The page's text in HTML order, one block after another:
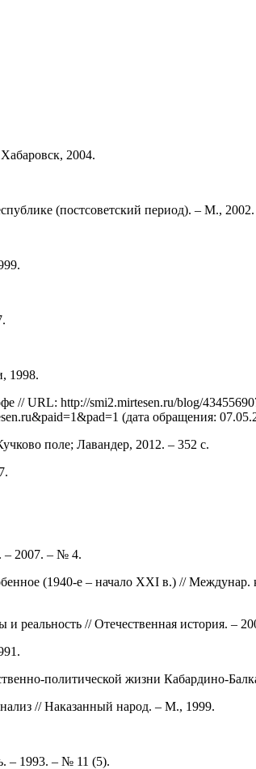
2004.
(постсоветский период). – М., 2002.
1998.
// URL: http://smi2.mirtesen.ru/blog/
(дата обращения:
поле; Лавандер, 2012. – 352 с.
– 2007. – № 4.
(1940-е – начало ХХI в.) // Междунар.
реальность // Отечественная история. –
политической жизни Кабардино-
// Наказанный народ. – М., 1999.
– 1993. – № 11 (5).